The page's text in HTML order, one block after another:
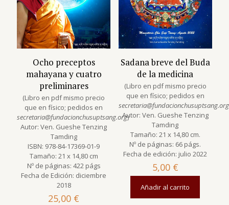
Ocho preceptos
mahayana y cuatro
preliminares
(Libro en pdf mismo precio
que en físico; pedidos en
secretaria@fundacionchusuptsang.org)
Autor: Ven. Gueshe Tenzing
Tamding
ISBN: 978-84-17369-01-9
Tamaño: 21 x 14,80 cm
Nº de páginas: 422 págs
Fecha de Edición: diciembre
2018
25,00 €
Sadana breve del Buda
de la medicina
(Libro en pdf mismo precio
que en físico; pedidos en
secretaria@fundacionchusuptsang.org
Autor: Ven. Gueshe Tenzing
Tamding
Tamaño: 21 x 14,80 cm.
Nº de páginas: 66 págs.
Fecha de edición: julio 2022
5,00 €
Añadir al carrito